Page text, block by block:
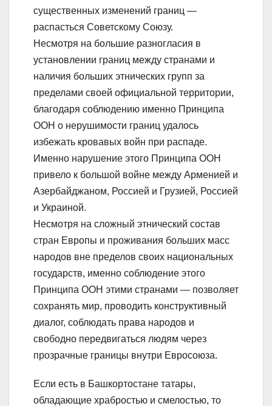
существенных изменений границ —
распасться Советскому Союзу.
Несмотря на большие разногласия в
установлении границ между странами и
наличия больших этнических групп за
пределами своей официальной территории,
благодаря соблюдению именно Принципа
ООН о нерушимости границ удалось
избежать кровавых войн при распаде.
Именно нарушение этого Принципа ООН
привело к большой войне между Арменией и
Азербайджаном, Россией и Грузией, Россией
и Украиной.
Несмотря на сложный этнический состав
стран Европы и проживания больших масс
народов вне пределов своих национальных
государств, именно соблюдение этого
Принципа ООН этими странами — позволяет
сохранять мир, проводить конструктивный
диалог, соблюдать права народов и
свободно передвигаться людям через
прозрачные границы внутри Евросоюза.
Если есть в Башкортостане татары,
обладающие храбростью и смелостью, то